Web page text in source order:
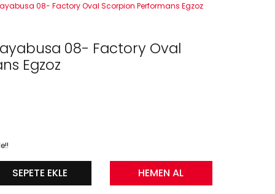
08- Factory Oval Scorpion Performans Egzoz
08- Factory Oval
Egzoz
SEPETE EKLE HEMEN AL